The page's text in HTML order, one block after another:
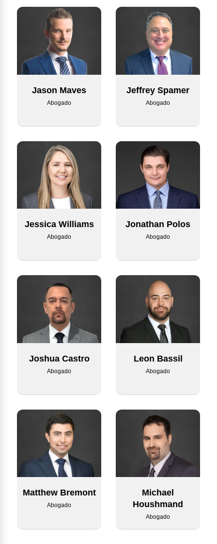
Jason Maves
Abogado
Jeffrey Spamer
Abogado
Jessica Williams
Abogado
Jonathan Polos
Abogado
Joshua Castro
Abogado
Leon Bassil
Abogado
Matthew Bremont
Abogado
Michael
Houshmand
Abogado